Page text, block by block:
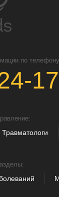
по
Травматологи